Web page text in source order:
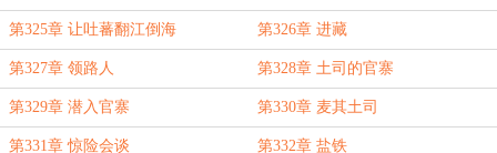
第325章 让吐蕃翻江倒海 第326章 进藏
第327章 领路人 第328章 土司的官寨
第329章 潜入官寨 第330章 麦其土司
第331章 惊险会谈 第332章 盐铁